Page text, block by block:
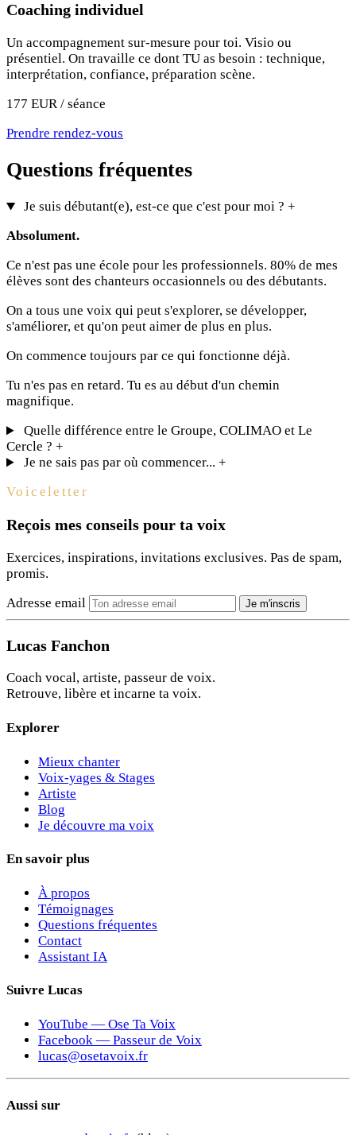
Coaching individuel
Un accompagnement sur-mesure pour toi. Visio ou
présentiel. On travaille ce dont TU as besoin : technique,
interprétation, confiance, préparation scène.
177 EUR / séance
Prendre rendez-vous
Questions fréquentes
Je suis débutant(e), est-ce que c'est pour moi ?+
Absolument.
Ce n'est pas une école pour les professionnels. 80% de mes
élèves sont des chanteurs occasionnels ou des débutants.
On a tous une voix qui peut s'explorer, se développer,
s'améliorer, et qu'on peut aimer de plus en plus.
On commence toujours par ce qui fonctionne déjà.
Tu n'es pas en retard. Tu es au début d'un chemin
magnifique.
Quelle différence entre le Groupe, COLIMAO et Le
Cercle ? +
Je ne sais pas par où commencer...+
Voiceletter
Reçois mes conseils pour ta voix
Exercices, inspirations, invitations exclusives. Pas de spam,
promis.
Adresse email
Je m'inscris
Lucas Fanchon
Coach vocal, artiste, passeur de voix.
Retrouve, libère et incarne ta voix.
Explorer
Mieux chanter
Voix-yages & Stages
Artiste
Blog
Je découvre ma voix
En savoir plus
À propos
Témoignages
Questions fréquentes
Contact
Assistant IA
Suivre Lucas
YouTube — Ose Ta Voix
Facebook — Passeur de Voix
lucas@osetavoix.fr
Aussi sur